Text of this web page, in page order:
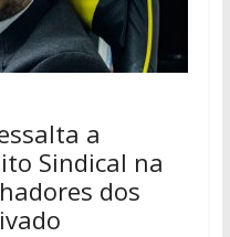
a
Sindical na
dos